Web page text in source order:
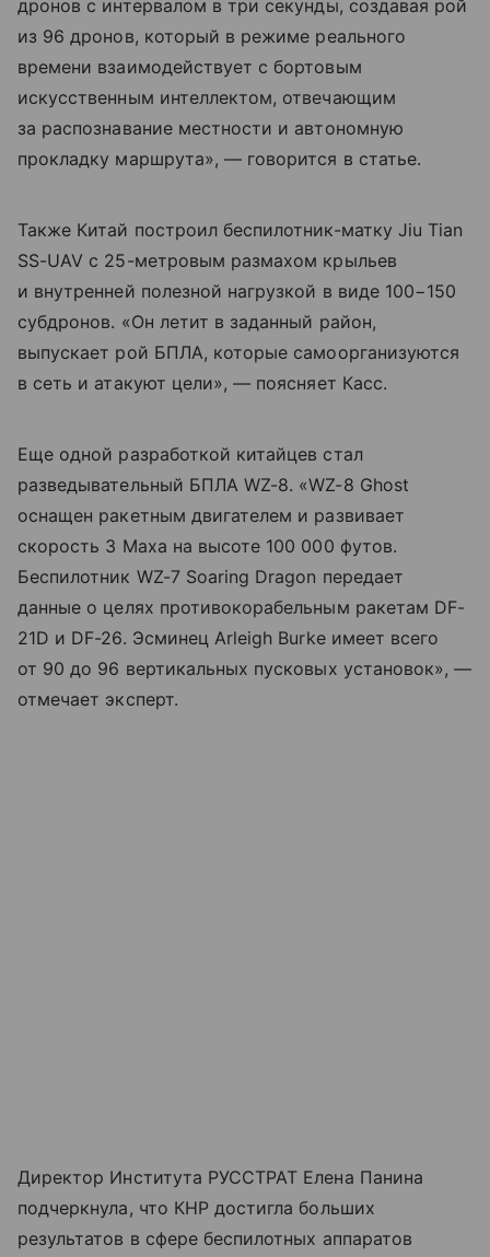
дронов с интервалом в три секунды, создавая рой
из 96 дронов, который в режиме реального
времени взаимодействует с бортовым
искусственным интеллектом, отвечающим
за распознавание местности и автономную
прокладку маршрута», — говорится в статье.
Также Китай построил беспилотник-матку Jiu Tian
SS-UAV с 25-метровым размахом крыльев
и внутренней полезной нагрузкой в виде 100−150
субдронов. «Он летит в заданный район,
выпускает рой БПЛА, которые самоорганизуются
в сеть и атакуют цели», — поясняет Касс.
Еще одной разработкой китайцев стал
разведывательный БПЛА WZ-8. «WZ-8 Ghost
оснащен ракетным двигателем и развивает
скорость 3 Маха на высоте 100 000 футов.
Беспилотник WZ-7 Soaring Dragon передает
данные о целях противокорабельным ракетам DF-
21D и DF-26. Эсминец Arleigh Burke имеет всего
от 90 до 96 вертикальных пусковых установок», —
отмечает эксперт.
Директор Института РУССТРАТ Елена Панина
подчеркнула, что КНР достигла больших
результатов в сфере беспилотных аппаратов